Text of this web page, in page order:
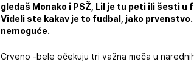
gledaš Monako i PSŽ, Lil je tu peti ili šesti
Videli ste kakav je to fudbal, jako
nemoguće.
Crveno -bele očekuju tri važna meča u